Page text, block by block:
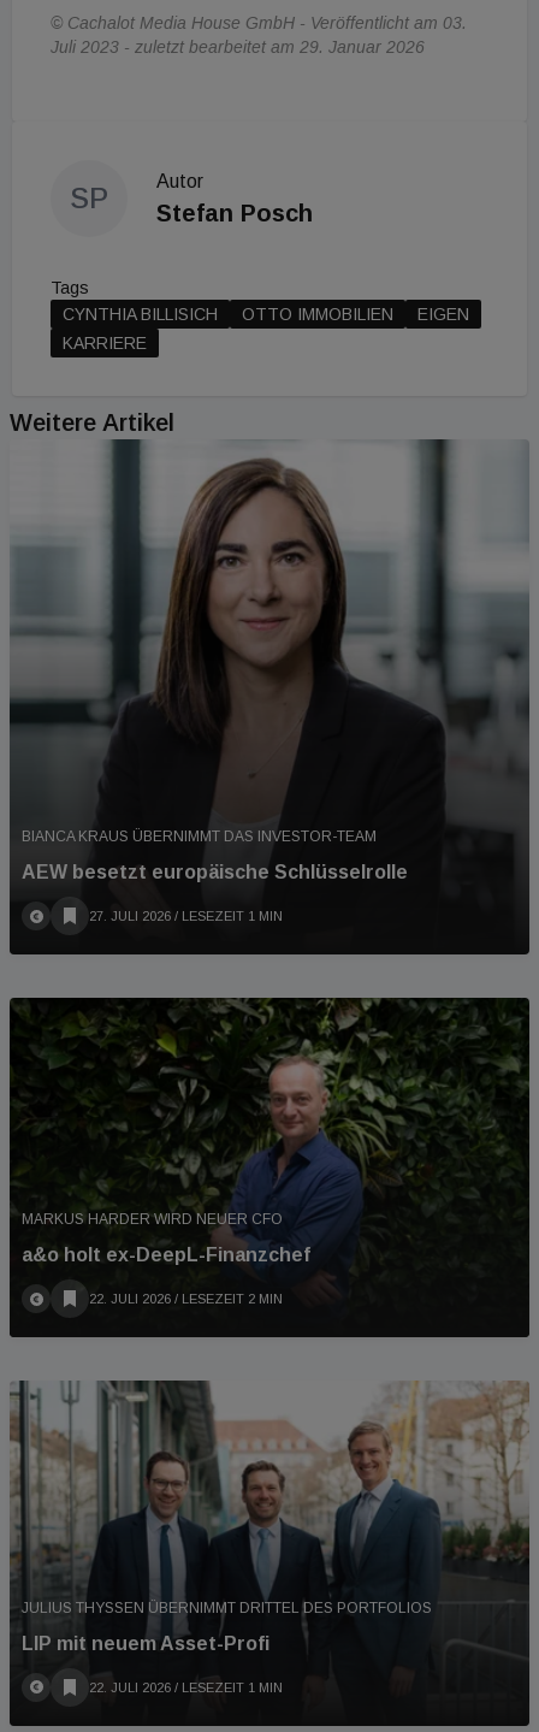
© Cachalot Media House GmbH - Veröffentlicht am 03.
Juli 2023 - zuletzt bearbeitet am 29. Januar 2026
SP
Autor
Stefan Posch
Tags
CYNTHIA BILLISICH
OTTO IMMOBILIEN
EIGEN
KARRIERE
Weitere Artikel
BIANCA KRAUS ÜBERNIMMT DAS INVESTOR-TEAM
AEW besetzt europäische Schlüsselrolle
27. JULI 2026 / LESEZEIT 1 MIN
MARKUS HARDER WIRD NEUER CFO
a&o holt ex-DeepL-Finanzchef
22. JULI 2026 / LESEZEIT 2 MIN
JULIUS THYSSEN ÜBERNIMMT DRITTEL DES PORTFOLIOS
LIP mit neuem Asset-Profi
22. JULI 2026 / LESEZEIT 1 MIN